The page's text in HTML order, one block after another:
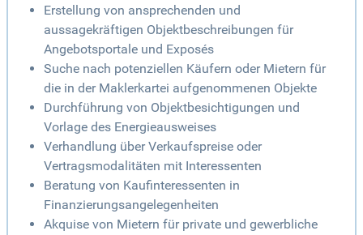
Erstellung von ansprechenden und
aussagekräftigen Objektbeschreibungen für
Angebotsportale und Exposés
Suche nach potenziellen Käufern oder Mietern für
die in der Maklerkartei aufgenommenen Objekte
Durchführung von Objektbesichtigungen und
Vorlage des Energieausweises
Verhandlung über Verkaufspreise oder
Vertragsmodalitäten mit Interessenten
Beratung von Kaufinteressenten in
Finanzierungsangelegenheiten
Akquise von Mietern für private und gewerbliche